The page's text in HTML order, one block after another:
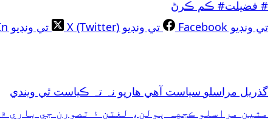
# فضيلت# ڪم ڪرڻ
تي ونڊيو Facebook
تي ونڊيو X (Twitter) تي ونڊيو LinkedIn
گذريل مراسلو سياست آھي ھارپو نہ تہ ڪياست ٿي ويندي
مٿين مراسلو ڪجهہ ٻولن، لغتن ۽ تصورن جي باري ۾